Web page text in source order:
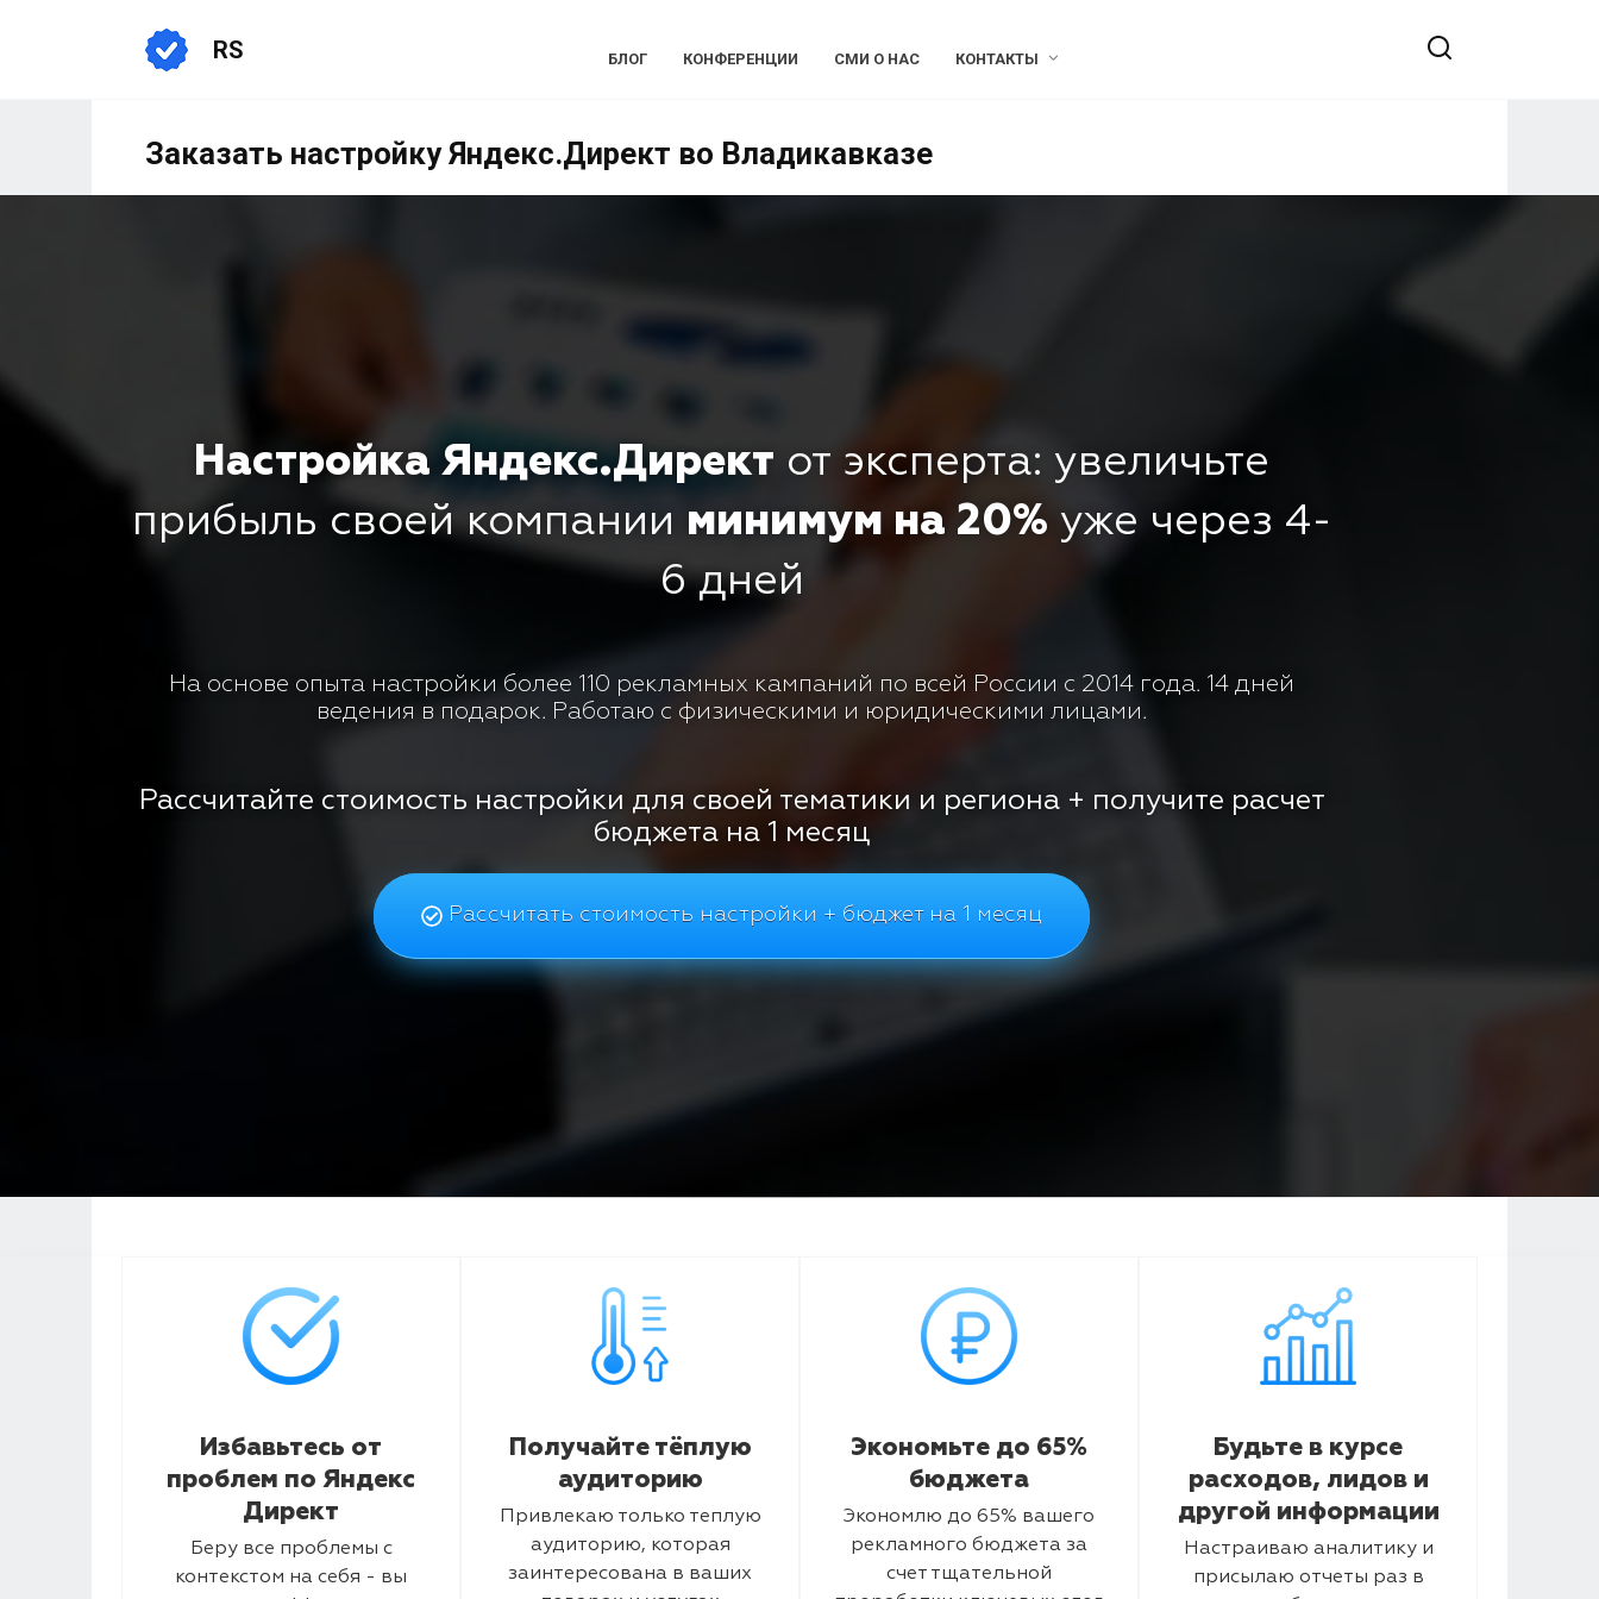
RS БЛОГ КОНФЕРЕНЦИИ СМИ О НАС КОНТАКТЫ
Заказать настройку Яндекс.Директ во Владикавказе
Настройка Яндекс.Директ от эксперта: увеличьте
прибыль своей компании минимум на 20% уже через 4-
6 дней
На основе опыта настройки более 110 рекламных кампаний по всей России с 2014 года. 14 дней
ведения в подарок. Работаю с физическими и юридическими лицами.
Рассчитайте стоимость настройки для своей тематики и региона + получите расчет
бюджета на 1 месяц
Рассчитать стоимость настройки + бюджет на 1 месяц
Избавьтесь от
проблем по Яндекс
Директ
Беру все проблемы с
контекстом на себя - вы
Получайте тёплую
аудиторию
Привлекаю только теплую
аудиторию, которая
заинтересована в ваших
Экономьте до 65%
бюджета
Экономлю до 65% вашего
рекламного бюджета за
счет тщательной
Будьте в курсе
расходов, лидов и
другой информации
Настраиваю аналитику и
присылаю отчеты раз в